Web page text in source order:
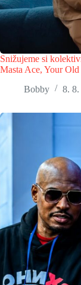
Snižujeme si
Masta Ace, Your
Bobby
8.